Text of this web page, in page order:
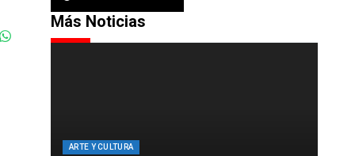
Más Noticias
ARTE Y CULTURA